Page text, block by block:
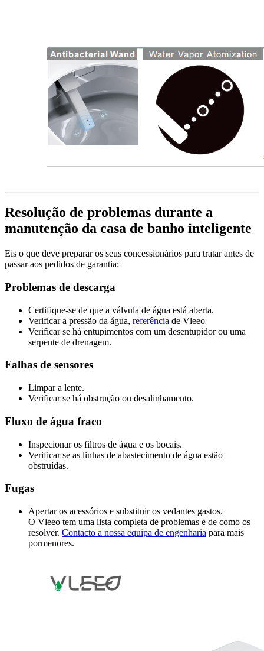
Resolução de problemas durante a
manutenção da casa de banho inteligente
Eis o que deve preparar os seus concessionários para tratar antes de
passar aos pedidos de garantia:
Problemas de descarga
Certifique-se de que a válvula de água está aberta.
Verificar a pressão da água, referência de Vleeo
Verificar se há entupimentos com um desentupidor ou uma
serpente de drenagem.
Falhas de sensores
Limpar a lente.
Verificar se há obstrução ou desalinhamento.
Fluxo de água fraco
Inspecionar os filtros de água e os bocais.
Verificar se as linhas de abastecimento de água estão
obstruídas.
Fugas
Apertar os acessórios e substituir os vedantes gastos.
O Vleeo tem uma lista completa de problemas e de como os
resolver. Contacto a nossa equipa de engenharia para mais
pormenores.